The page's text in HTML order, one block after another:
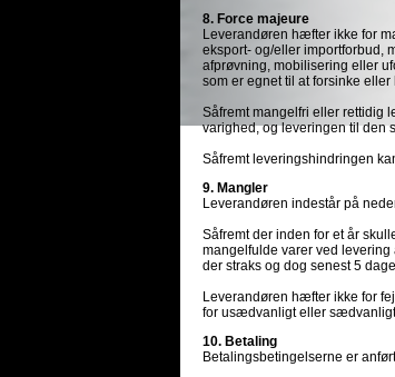
8. Force majeure
Leverandøren hæfter ikke for
eksport- og/eller importforbud,
afprøvning, mobilisering eller
som er egnet til at forsinke
Såfremt mangelfri eller rettidig
varighed, og leveringen til den
Såfremt leveringshindringen
9. Mangler
Leverandøren indestår på
Såfremt der inden for et år
mangelfulde varer ved
der straks og dog senest 5
Leverandøren hæfter ikke for
for usædvanligt eller
10. Betaling
Betalingsbetingelserne er